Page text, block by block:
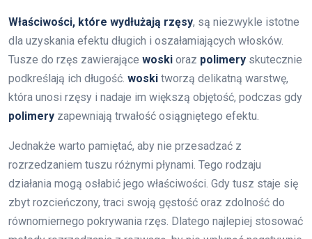
Właściwości, które wydłużają rzęsy, są niezwykle istotne
dla uzyskania efektu długich i oszałamiających włosków.
Tusze do rzęs zawierające woski oraz polimery skutecznie
podkreślają ich długość. woski tworzą delikatną warstwę,
która unosi rzęsy i nadaje im większą objętość, podczas gdy
polimery zapewniają trwałość osiągniętego efektu.
Jednakże warto pamiętać, aby nie przesadzać z
rozrzedzaniem tuszu różnymi płynami. Tego rodzaju
działania mogą osłabić jego właściwości. Gdy tusz staje się
zbyt rozcieńczony, traci swoją gęstość oraz zdolność do
równomiernego pokrywania rzęs. Dlatego najlepiej stosować